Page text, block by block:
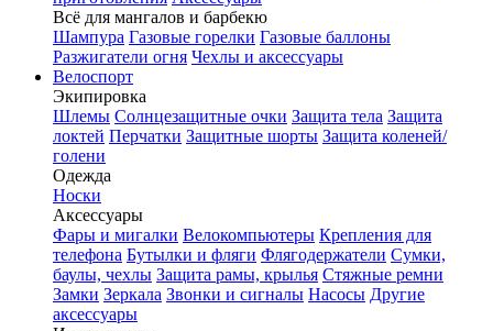
Всё для мангалов и барбекю
Шампура Газовые горелки Газовые баллоны
Разжигатели огня Чехлы и аксессуары
Велоспорт
Экипировка
Шлемы Солнцезащитные очки Защита тела Защита
локтей Перчатки Защитные шорты Защита коленей/
голени
Одежда
Носки
Аксессуары
Фары и мигалки Велокомпьютеры Крепления для
телефона Бутылки и фляги Флягодержатели Сумки,
баулы, чехлы Защита рамы, крылья Стяжные ремни
Замки Зеркала Звонки и сигналы Насосы Другие
аксессуары